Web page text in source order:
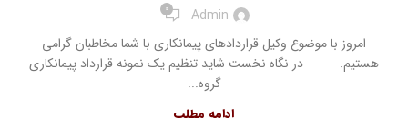
Admin
0
امروز با موضوع وکیل قراردادهای پیمانکاری با شما مخاطبان گرامی
هستیم. در نگاه نخست شاید تنظیم یک نمونه قرارداد پیمانکاری
گروه...
ادامه مطلب